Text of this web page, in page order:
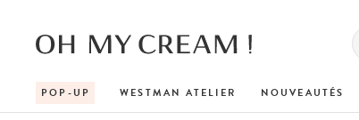
POP-UP WESTMAN ATELIER NOUVEAUTÉS